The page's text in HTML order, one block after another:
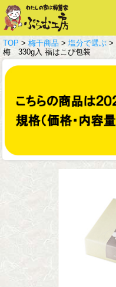
TOP > 梅干商品 > 塩分で選ぶ >
梅 330g入 福はこび包装